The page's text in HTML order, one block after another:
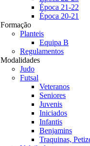
Época 21-22
Época 20-21
Formação
Planteis
Equipa B
Regulamentos
Modalidades
Judo
Futsal
Veteranos
Seniores
Juvenis
Iniciados
Infantis
Benjamins
Traquinas,